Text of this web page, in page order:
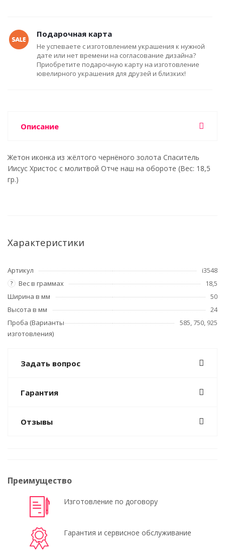
Подарочная карта
Не успеваете с изготовлением украшения к нужной
дате или нет времени на согласование дизайна?
Приобретите подарочную карту на изготовление
ювелирного украшения для друзей и близких!
Описание
Жетон иконка из жёлтого чернёного золота Спаситель
Иисус Христос с молитвой Отче наш на обороте (Вес: 18,5
гр.)
Характеристики
Артикул i3548
? Вес в граммах
18,5
Ширина в мм
50
Высота в мм
24
Проба (Варианты
изготовления)
585, 750, 925
Задать вопрос
Гарантия
Отзывы
Преимущество
Изготовление по договору
Гарантия и сервисное обслуживание